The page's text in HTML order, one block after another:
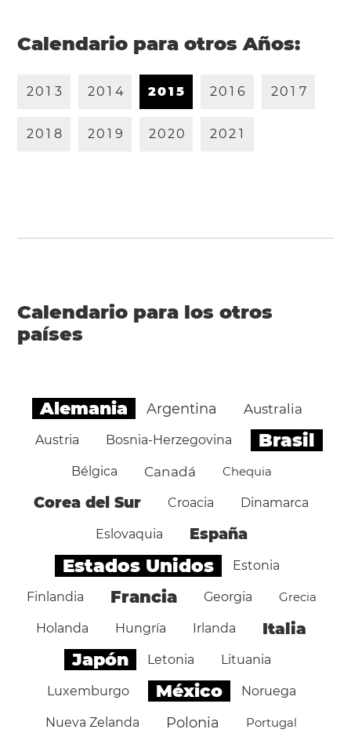
Calendario para otros Años:
20 1 3 20 1 4 201 5 20 1 6 20 1 7
20 1 8 20 1 9 2020 202 1
Calendario para los otros
países
Alemania Argentina Australia
Austria Bosnia-Herzegovina Brasil
Bélgica Canadá Chequia
Corea del Sur Croacia Dinamarca
Eslovaquia España
Estados Unidos Estonia
Finlandia Francia Georgia Grecia
Holanda Hungría Irlanda Italia
Japón Letonia Lituania
Luxemburgo México Noruega
Nueva Zelanda Polonia Portugal